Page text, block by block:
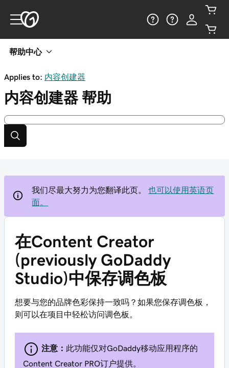
帮助中心
Applies to: 内容创建器
内容创建器 帮助
我们尽最大努力为您翻译此页。
也可以使用英语页
面。
在Content Creator
(previously GoDaddy
Studio)中保存调色板
想要与您的品牌色彩保持一致吗？如果您保存调色板，
则可以在项目中轻松访问调色板。
注意： 此功能仅对GoDaddy移动应用程序的
Content Creator PRO订户提供。